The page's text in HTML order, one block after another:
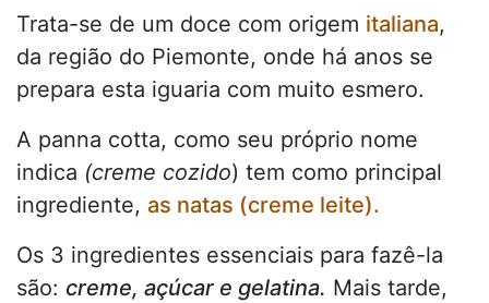
Trata-se de um doce com origem italiana,
da região do Piemonte, onde há anos se
prepara esta iguaria com muito esmero.
A panna cotta, como seu próprio nome
indica (creme cozido) tem como principal
ingrediente, as natas (creme leite).
Os 3 ingredientes essenciais para fazê-la
são: creme, açúcar e gelatina. Mais tarde,